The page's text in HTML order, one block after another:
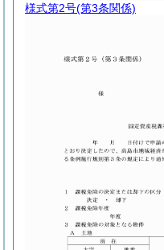
様式第2号(第3条関係)